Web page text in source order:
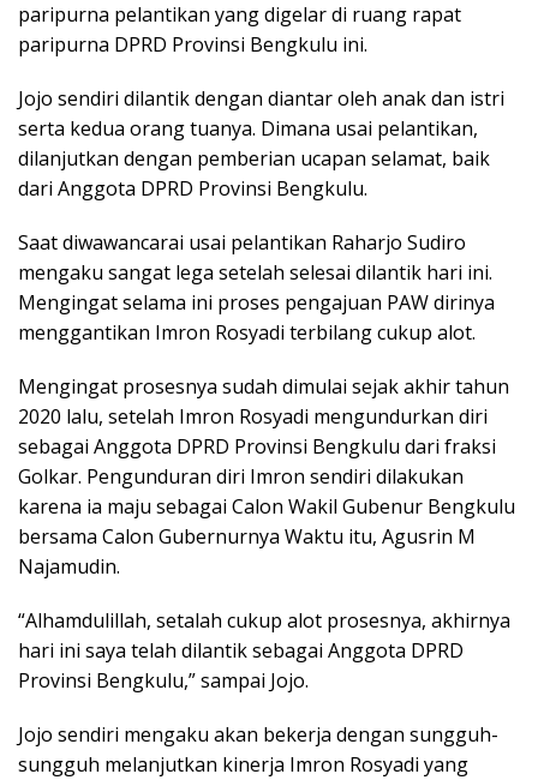
paripurna pelantikan yang digelar di ruang rapat
paripurna DPRD Provinsi Bengkulu ini.
Jojo sendiri dilantik dengan diantar oleh anak dan istri
serta kedua orang tuanya. Dimana usai pelantikan,
dilanjutkan dengan pemberian ucapan selamat, baik
dari Anggota DPRD Provinsi Bengkulu.
Saat diwawancarai usai pelantikan Raharjo Sudiro
mengaku sangat lega setelah selesai dilantik hari ini.
Mengingat selama ini proses pengajuan PAW dirinya
menggantikan Imron Rosyadi terbilang cukup alot.
Mengingat prosesnya sudah dimulai sejak akhir tahun
2020 lalu, setelah Imron Rosyadi mengundurkan diri
sebagai Anggota DPRD Provinsi Bengkulu dari fraksi
Golkar. Pengunduran diri Imron sendiri dilakukan
karena ia maju sebagai Calon Wakil Gubenur Bengkulu
bersama Calon Gubernurnya Waktu itu, Agusrin M
Najamudin.
“Alhamdulillah, setalah cukup alot prosesnya, akhirnya
hari ini saya telah dilantik sebagai Anggota DPRD
Provinsi Bengkulu,” sampai Jojo.
Jojo sendiri mengaku akan bekerja dengan sungguh-
sungguh melanjutkan kinerja Imron Rosyadi yang